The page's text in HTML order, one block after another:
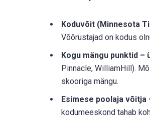
Koduvõit (Minnesota
Võõrustajad on kodus
Kogu mängu punktid –
Pinnacle, WilliamHill).
skooriga mängu.
Esimese poolaja
kodumeeskond tahab